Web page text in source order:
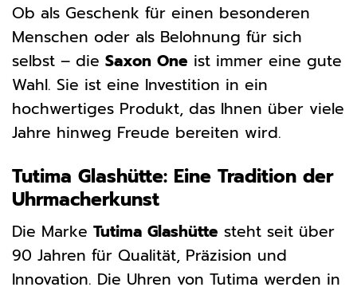
Ob als Geschenk für einen besonderen
Menschen oder als Belohnung für sich
selbst – die Saxon One ist immer eine gute
Wahl. Sie ist eine Investition in ein
hochwertiges Produkt, das Ihnen über viele
Jahre hinweg Freude bereiten wird.
Tutima Glashütte: Eine Tradition der
Uhrmacherkunst
Die Marke Tutima Glashütte steht seit über
90 Jahren für Qualität, Präzision und
Innovation. Die Uhren von Tutima werden in